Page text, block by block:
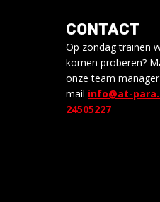
CONTACT
Op zondag trainen
komen proberen?
onze team
mail info@at-
24505227